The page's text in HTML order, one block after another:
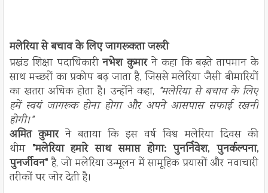
मलेरिया से बचाव के लिए जागरूकता जरूरी
प्रखंड शिक्षा पदाधिकारीनभेश कुमारने कहा कि बढ़ते तापमान के
साथ मच्छरों का प्रकोप बढ़ जाता है, जिससे मलेरिया जैसी बीमारियों
का खतरा अधिक होता है। उन्होंने कहा, "मलेरिया से बचाव के लिए
हमें स्वयं जागरूक होना होगा और अपने आसपास सफाई रखनी
होगी।"
अमित कुमारने बताया कि इस वर्ष विश्व मलेरिया दिवस की
थीम "मलेरिया हमारे साथ समाप्त होगा: पुनर्निवेश, पुनर्कल्पना,
पुनर्जीवन"है, जो मलेरिया उन्मूलन में सामूहिक प्रयासों और नवाचारी
तरीकों पर जोर देती है।